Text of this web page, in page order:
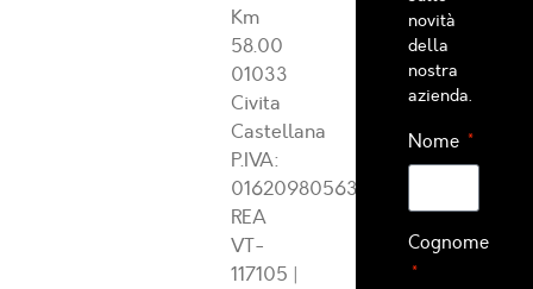
Km
58.00
01033
Civita
Castellana
P.IVA:
01620980563
REA
VT-
117105 |
novità
della
nostra
azienda.
Nome
Cognome